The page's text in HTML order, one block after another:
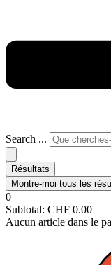
Search ...
Résultats
Montre-moi tous les
0
Subtotal: CHF 0.00
Aucun article dans le